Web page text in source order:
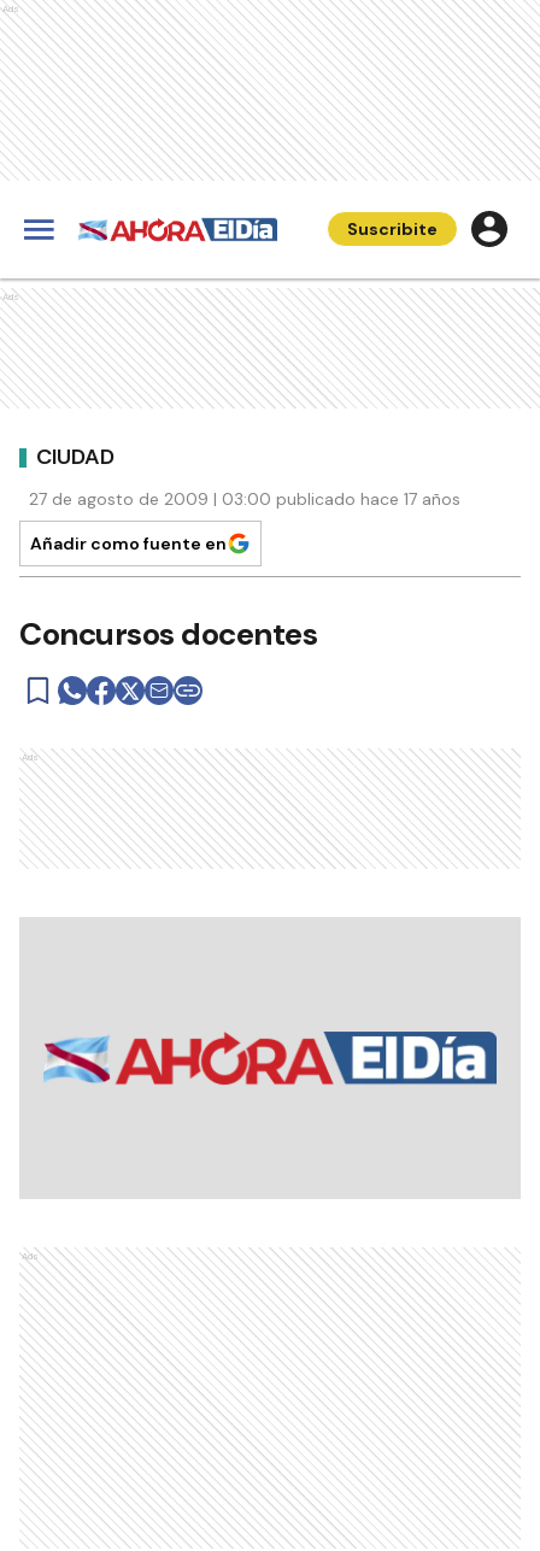
Ads
Suscribite
Ads
CIUDAD
27 de agosto de 2009 | 03:00 publicado hace 17 años
Añadir como fuente en
Concursos docentes
Ads
Ads